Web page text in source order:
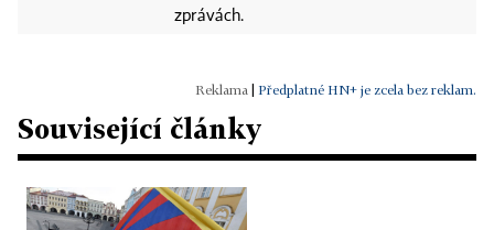
zprávách.
Předplatné HN+ je zcela bez reklam.
Související články